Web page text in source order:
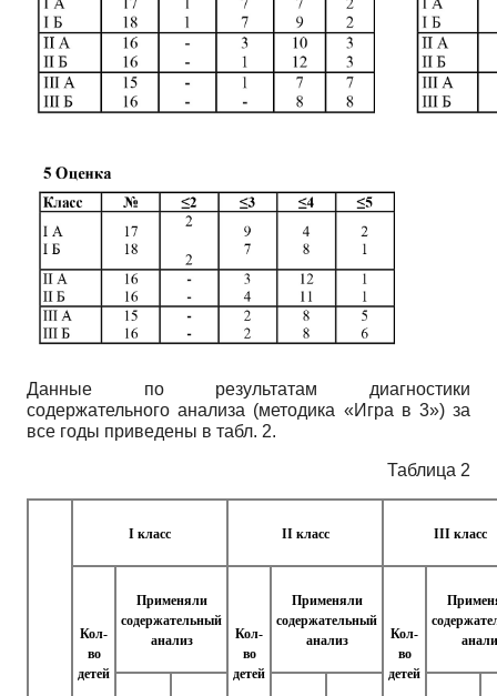
Данные по результатам диагностики
содержательного анализа (методика «Игра в 3») за
все годы приведены в табл. 2.
Таблица 2
I класс II класс III класс
Кол-
во
детей
Применяли
содержательный
анализ
Кол-
во
детей
Применяли
содержательный
анализ
Кол-
во
детей